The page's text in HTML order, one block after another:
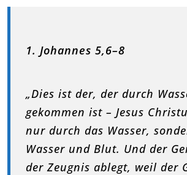
1. Johannes 5,6–8
„Dies ist der, der durch
gekommen ist – Jesus
nur durch das Wasser,
Wasser und Blut. Und der
der Zeugnis ablegt, weil der